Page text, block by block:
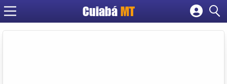
Cuiabá MT
Cadastrar empresa